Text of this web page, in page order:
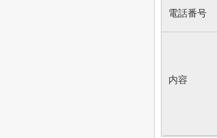
電話番号
内容